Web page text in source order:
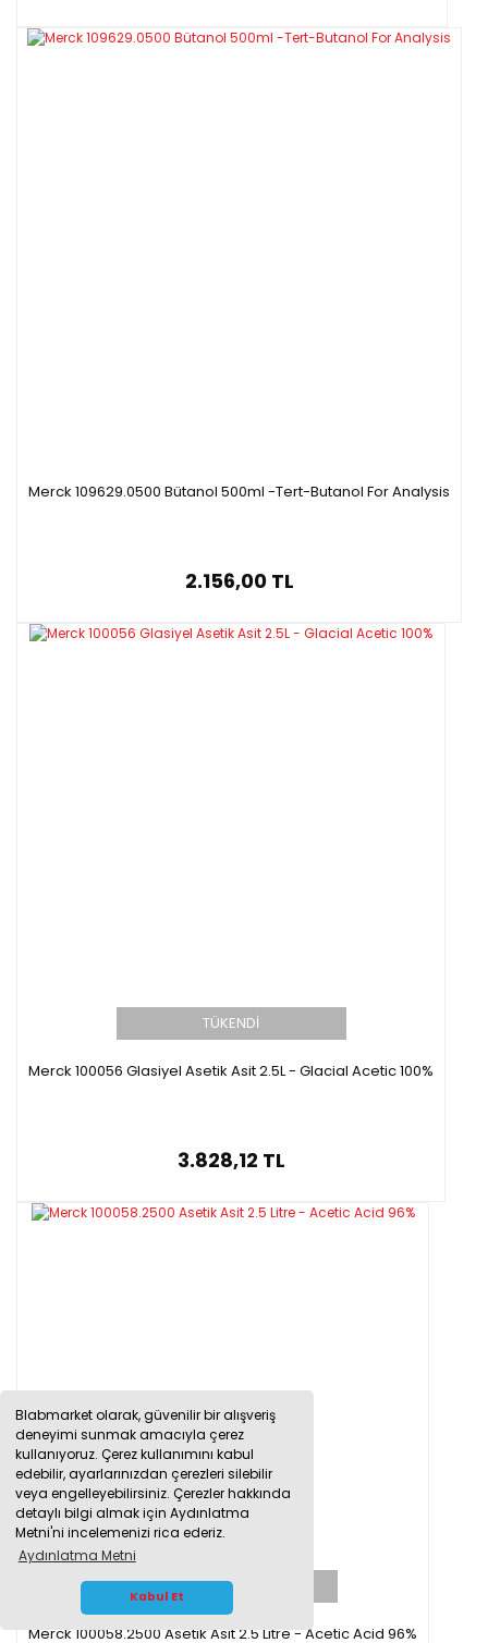
Blabmarket olarak, güvenilir bir alışveriş
deneyimi sunmak amacıyla çerez
kullanıyoruz. Çerez kullanımını kabul
edebilir, ayarlarınızdan çerezleri silebilir
veya engelleyebilirsiniz. Çerezler hakkında
detaylı bilgi almak için Aydınlatma
Metni'ni incelemenizi rica ederiz.
Aydınlatma Metni
Kabul Et
Merck 109629.0500 Bütanol 500ml -Tert-Butanol For Analysis
2.156,00 TL
TÜKENDİ
Merck 100056 Glasiyel Asetik Asit 2.5L - Glacial Acetic 100%
3.828,12 TL
TÜKENDİ
Merck 100058.2500 Asetik Asit 2.5 Litre - Acetic Acid 96%
WHATSAPP İLETİŞİM